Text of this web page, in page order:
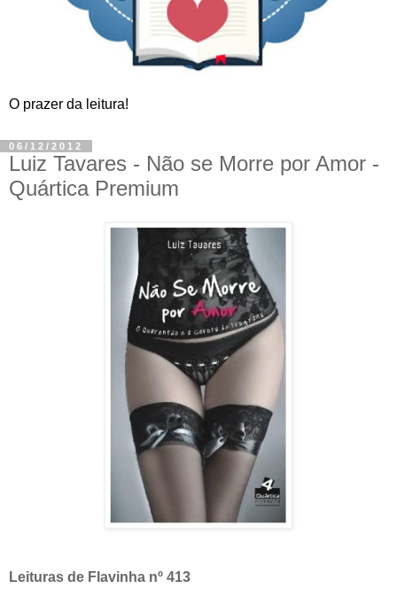
O prazer da leitura!
06/12/2012
Luiz Tavares - Não se Morre por Amor -
Quártica Premium
Leituras de Flavinha nº 413